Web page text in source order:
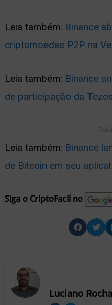
Leia também: Binance
criptomoedas P2P na
Leia também: Binance
de participação da
Leia também: Binance
de Bitcoin em seu
Siga o CriptoFacil no
Luciano Rocha